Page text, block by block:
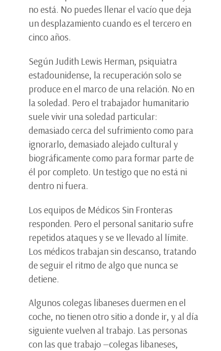
no está. No puedes llenar el vacío que deja
un desplazamiento cuando es el tercero en
cinco años.
Según Judith Lewis Herman, psiquiatra
estadounidense, la recuperación solo se
produce en el marco de una relación. No en
la soledad. Pero el trabajador humanitario
suele vivir una soledad particular:
demasiado cerca del sufrimiento como para
ignorarlo, demasiado alejado cultural y
biográficamente como para formar parte de
él por completo. Un testigo que no está ni
dentro ni fuera.
Los equipos de Médicos Sin Fronteras
responden. Pero el personal sanitario sufre
repetidos ataques y se ve llevado al límite.
Los médicos trabajan sin descanso, tratando
de seguir el ritmo de algo que nunca se
detiene.
Algunos colegas libaneses duermen en el
coche, no tienen otro sitio a donde ir, y al día
siguiente vuelven al trabajo. Las personas
con las que trabajo —colegas libaneses,